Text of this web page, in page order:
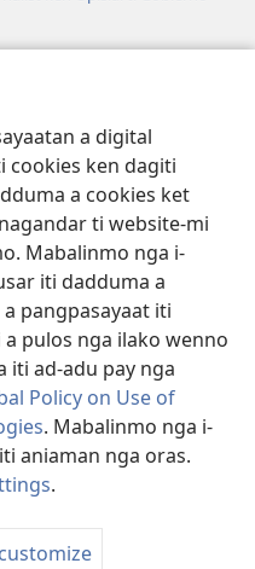
a digital
cookies ken dagiti
a cookies ket
ti website-mi
Mabalinmo nga i-
iti dadduma a
pangpasayaat iti
pulos nga ilako wenno
iti ad-adu pay nga
Policy on Use of
. Mabalinmo nga i-
aniaman nga oras.
.
Tract Society of Pennsylvania.
|PAGANNUROTAN ITI
ITI KINAPRIBADO